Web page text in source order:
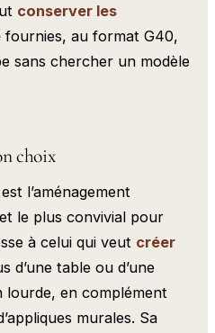
conserver les
fournies, au format G40,
sans chercher un modèle
choix
l’aménagement
le plus convivial pour
à celui qui veut créer
d’une table ou d’une
lourde, en complément
murales. Sa